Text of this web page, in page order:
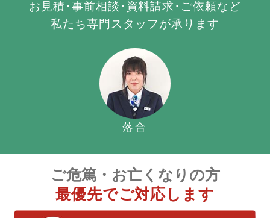
お見積･事前相談･資料請求･ご依頼など
私たち専門スタッフが承ります
落合
ご危篤・お亡くなりの方
最優先でご対応します